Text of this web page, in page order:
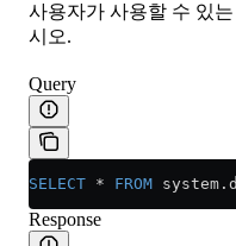
사용자가 사용할 수 있
시오.
Query
SELECT * FROM system .
Response